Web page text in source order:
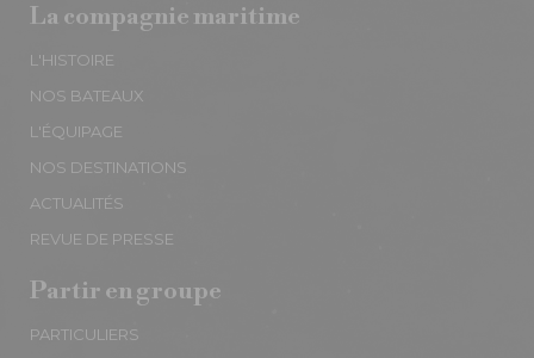
La compagnie maritime
L'HISTOIRE
NOS BATEAUX
L'ÉQUIPAGE
NOS DESTINATIONS
ACTUALITÉS
REVUE DE PRESSE
Partir en groupe
PARTICULIERS